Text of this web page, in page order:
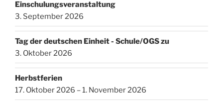
Einschulungsveranstaltung
3. September 2026
Tag der deutschen Einheit - Schule/OGS zu
3. Oktober 2026
Herbstferien
17. Oktober 2026 – 1. November 2026